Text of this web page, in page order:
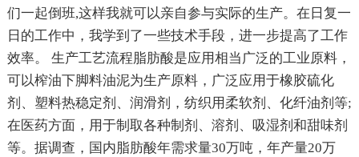
们一起倒班,这样我就可以亲自参与实际的生产。在日复一
日的工作中，我学到了一些技术手段，进一步提高了工作
效率。 生产工艺流程脂肪酸是应用相当广泛的工业原料，
可以榨油下脚料油泥为生产原料，广泛应用于橡胶硫化
剂、塑料热稳定剂、润滑剂，纺织用柔软剂、化纤油剂等;
在医药方面，用于制取各种制剂、溶剂、吸湿剂和甜味剂
等。据调查，国内脂肪酸年需求量30万吨，年产量20万